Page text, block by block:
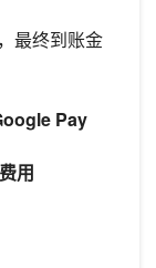
最终到账金
Pay
用